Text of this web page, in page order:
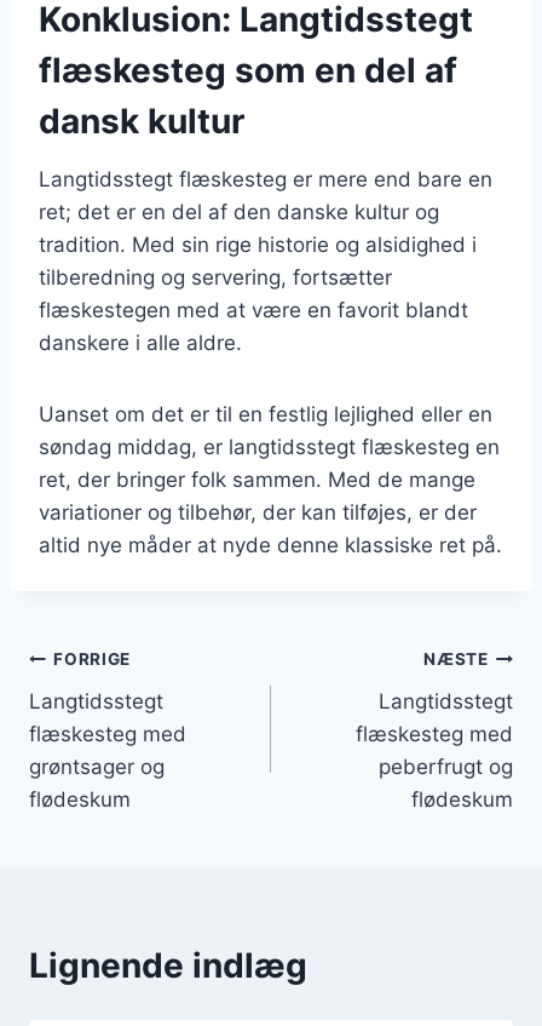
Konklusion: Langtidsstegt
flæskesteg som en del af
dansk kultur
Langtidsstegt flæskesteg er mere end bare en
ret; det er en del af den danske kultur og
tradition. Med sin rige historie og alsidighed i
tilberedning og servering, fortsætter
flæskestegen med at være en favorit blandt
danskere i alle aldre.
Uanset om det er til en festlig lejlighed eller en
søndag middag, er langtidsstegt flæskesteg en
ret, der bringer folk sammen. Med de mange
variationer og tilbehør, der kan tilføjes, er der
altid nye måder at nyde denne klassiske ret på.
Indlægsnavigation
FORRIGE
Langtidsstegt
flæskesteg med
grøntsager og
flødeskum
NÆSTE
Langtidsstegt
flæskesteg med
peberfrugt og
flødeskum
Lignende indlæg